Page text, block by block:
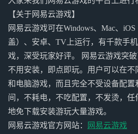
【关于网易云游戏】
网易云游戏可在Windows、Mac、iOS
盖）、安卓、TV上运行，有千款手
戏，深受玩家好评。 网易云游戏突破
不用安装，即点即玩。用户可以在
和电脑游戏，而且完全不受设备配置
间，不耗电，不吃配置，不发烫，
地免下载安装游玩大量游戏。
网易云游戏官方网站：
网易云游戏